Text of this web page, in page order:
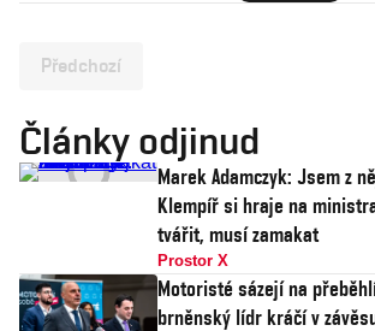
Předchozí
Články odjinud
Marek Adamczyk: Jsem z
Klempíř si hraje na
tvářit, musí zamakat
Prostor X
Motoristé sázejí na
brněnský lídr kráčí v